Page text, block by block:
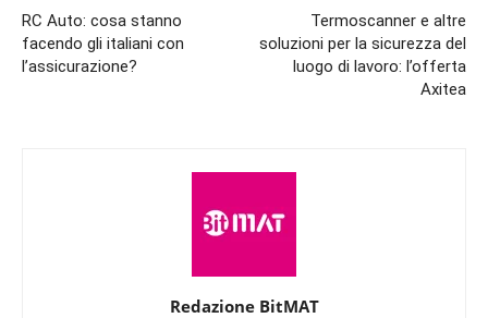
RC Auto: cosa stanno
facendo gli italiani con
l’assicurazione?
Termoscanner e altre
soluzioni per la sicurezza del
luogo di lavoro: l’offerta
Axitea
Redazione BitMAT